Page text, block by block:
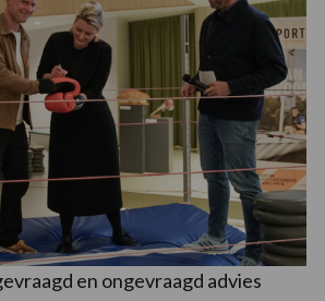
en ongevraagd advies